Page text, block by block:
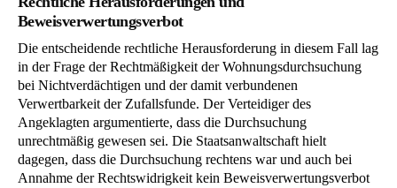
Beweisverwertungsverbot
Die entscheidende rechtliche Herausforderung in diesem Fall lag
in der Frage der Rechtmäßigkeit der Wohnungsdurchsuchung
bei Nichtverdächtigen und der damit verbundenen
Verwertbarkeit der Zufallsfunde. Der Verteidiger des
Angeklagten argumentierte, dass die Durchsuchung
unrechtmäßig gewesen sei. Die Staatsanwaltschaft hielt
dagegen, dass die Durchsuchung rechtens war und auch bei
Annahme der Rechtswidrigkeit kein Beweisverwertungsverbot